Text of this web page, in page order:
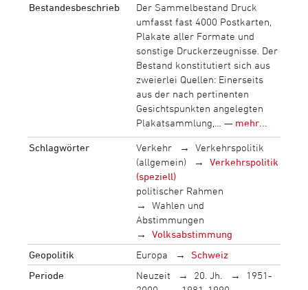
Bestandesbeschrieb
Der Sammelbestand Druck
umfasst fast 4000 Postkarten,
Plakate aller Formate und
sonstige Druckerzeugnisse. Der
Bestand konstitutiert sich aus
zweierlei Quellen: Einerseits
aus der nach pertinenten
Gesichtspunkten angelegten
Plakatsammlung,… — mehr...
Schlagwörter Verkehr
Verkehrspolitik
(allgemein)
Verkehrspolitik
(speziell)
politischer Rahmen
Wahlen und
Abstimmungen
Volksabstimmung
Geopolitik
Europa
Schweiz
Periode
Neuzeit 20. Jh.
1951-